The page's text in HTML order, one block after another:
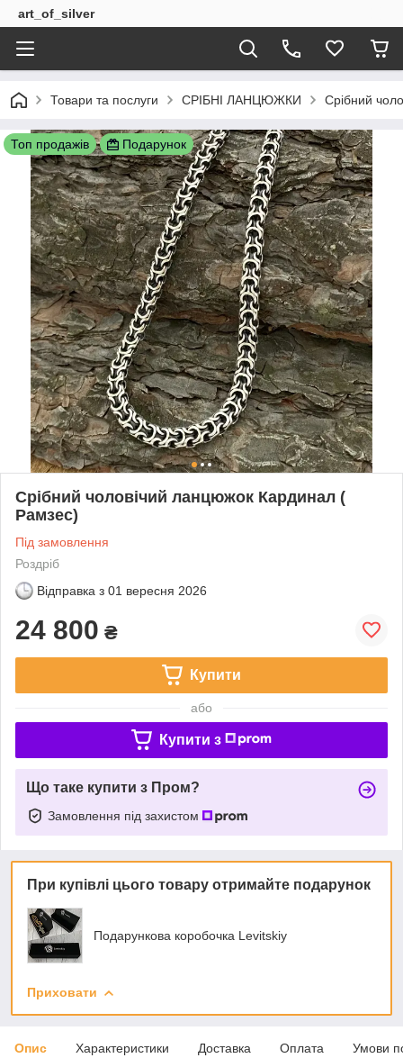
art_of_silver
Товари та послуги СРІБНІ ЛАНЦЮЖКИ Срібний
Топ продажів Подарунок
Срібний чоловічий ланцюжок Кардинал (
Рамзес)
Під замовлення
Роздріб
Відправка з 01 вересня 2026
24 800 ₴
Купити
або
Купити з
Що таке купити з Пром?
Замовлення під захистом
При купівлі цього товару отримайте подарунок
Подарункова коробочка Levitskiy
Приховати
Опис Характеристики Доставка Оплата Умови